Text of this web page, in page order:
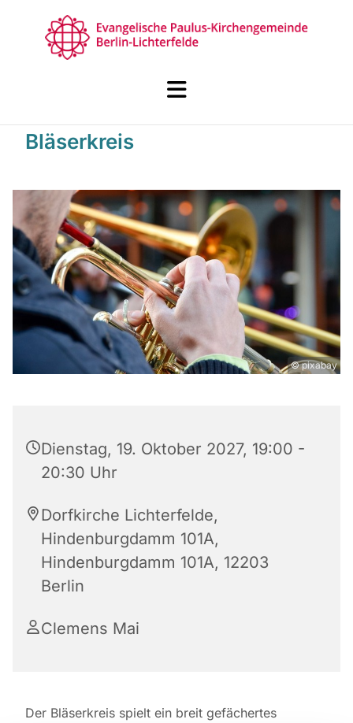
Bläserkreis
© pixabay
Dienstag, 19. Oktober 2027, 19:00 -
20:30 Uhr
Dorfkirche Lichterfelde,
Hindenburgdamm 101A,
Hindenburgdamm 101A, 12203
Berlin
Clemens Mai
Der Bläserkreis spielt ein breit gefächertes